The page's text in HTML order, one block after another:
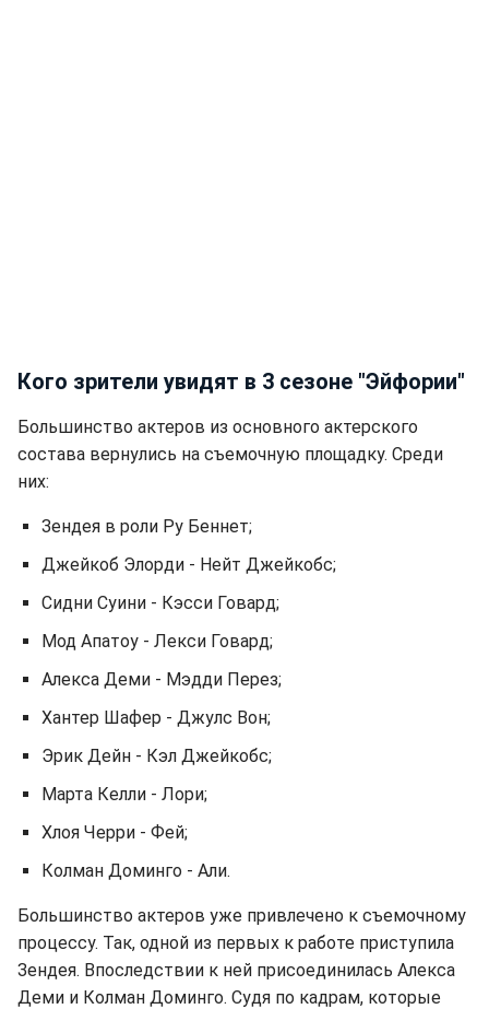
Кого зрители увидят в 3 сезоне "Эйфории"
Большинство актеров из основного актерского
состава вернулись на съемочную площадку. Среди
них:
Зендея в роли Ру Беннет;
Джейкоб Элорди - Нейт Джейкобс;
Сидни Суини - Кэсси Говард;
Мод Апатоу - Лекси Говард;
Алекса Деми - Мэдди Перез;
Хантер Шафер - Джулс Вон;
Эрик Дейн - Кэл Джейкобс;
Марта Келли - Лори;
Хлоя Черри - Фей;
Колман Доминго - Али.
Большинство актеров уже привлечено к съемочному
процессу. Так, одной из первых к работе приступила
Зендея. Впоследствии к ней присоединилась Алекса
Деми и Колман Доминго. Судя по кадрам, которые